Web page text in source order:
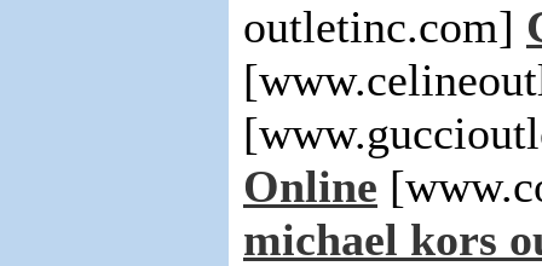
outletinc.com]
Online
michael kors